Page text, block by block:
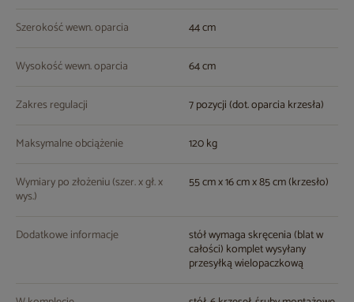
Szerokość wewn. oparcia 44 cm
Wysokość wewn. oparcia 64 cm
Zakres regulacji 7 pozycji (dot. oparcia krzesła)
Maksymalne obciążenie 120 kg
Wymiary po złożeniu (szer. x gł. x
wys.)
55 cm x 16 cm x 85 cm (krzesło)
Dodatkowe informacje stół wymaga skręcenia (blat w
całości) komplet wysyłany
przesyłką wielopaczkową